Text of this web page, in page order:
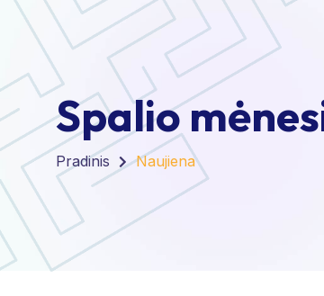
Spalio
Pradinis Naujiena